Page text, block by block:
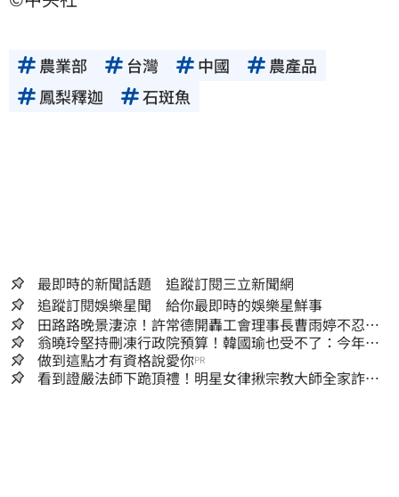
農業部 台灣 中國
農產品
鳳梨釋迦
石斑魚
最即時的新聞話題 追蹤訂閱三立新聞網
追蹤訂閱娛樂星聞 給你最即時的娛樂星鮮事
田路路晚景淒涼！許常德開轟工會理事長曹雨婷不忍
了：別只包紅包慰問
翁曉玲堅持刪凍行政院預算！韓國瑜也受不了：今年剩4
個月你思考一下
做到這點才有資格說愛你PR
看到證嚴法師下跪頂禮！明星女律揪宗教大師全家詐慈